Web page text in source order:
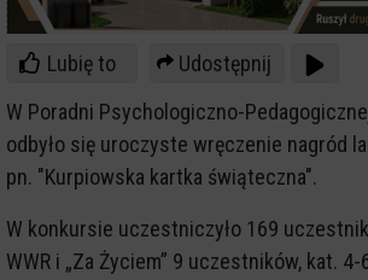
Lubię to
Udostępnij
W Poradni Psychologiczno-
odbyło się uroczyste wręczenie nagród
pn. "Kurpiowska kartka świąteczna".
W konkursie uczestniczyło 169
WWR i „Za Życiem” 9 uczestników, kat.